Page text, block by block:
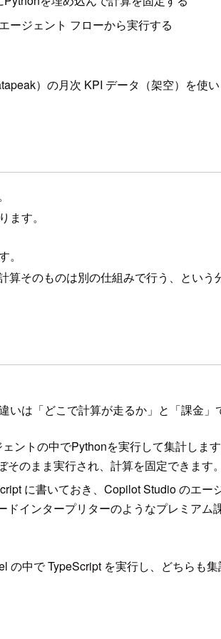
ージェント フローから実行する
）の月次 KPI データ（架空）を使い
す。
そのものは別の仕組みで行う、という
いは「どこで計算が走るか」と「課金」
ントの中でPythonを実行して集計しま
のまま実行され、計算を固定できます
に書いておき、Copilot Studio のエ
インタープリターのようなプレミアム
中で TypeScript を実行し、どちらも集